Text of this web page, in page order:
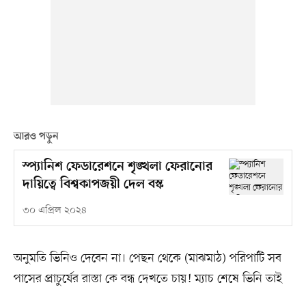
আরও পড়ুন
স্প্যানিশ ফেডারেশনে শৃঙ্খলা ফেরানোর
দায়িত্বে বিশ্বকাপজয়ী দেল বস্ক
৩০ এপ্রিল ২০২৪
অনুমতি ভিনিও দেবেন না। পেছন থেকে (মাঝমাঠ) পরিপাটি সব
পাসের প্রাচুর্যের রাস্তা কে বন্ধ দেখতে চায়! ম্যাচ শেষে ভিনি তাই